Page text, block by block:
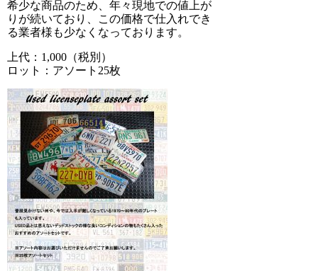
希少な商品のため、年々現地での値上が
りが続いており、この価格で仕入れでき
る業者様も少なくなっております。
上代：1,000（税別）
ロット：アソート25枚